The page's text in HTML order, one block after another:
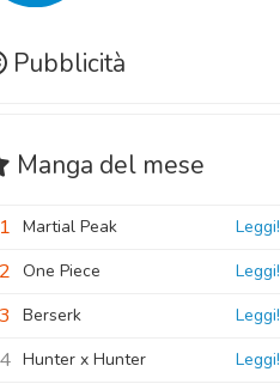
Pubblicità
Manga del mese
1 Martial Peak Leggi!
2 One Piece Leggi!
3 Berserk Leggi!
4 Hunter x Hunter Leggi!